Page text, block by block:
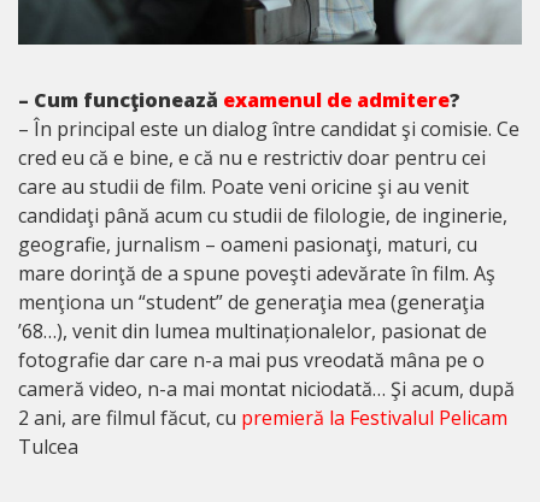
– Cum funcţionează examenul de admitere?
– În principal este un dialog între candidat şi comisie. Ce
cred eu că e bine, e că nu e restrictiv doar pentru cei
care au studii de film. Poate veni oricine şi au venit
candidaţi până acum cu studii de filologie, de inginerie,
geografie, jurnalism – oameni pasionaţi, maturi, cu
mare dorinţă de a spune poveşti adevărate în film. Aş
menţiona un “student” de generaţia mea (generaţia
’68…), venit din lumea multinaționalelor, pasionat de
fotografie dar care n-a mai pus vreodată mâna pe o
cameră video, n-a mai montat niciodată… Şi acum, după
2 ani, are filmul făcut, cu premieră la Festivalul Pelicam
Tulcea